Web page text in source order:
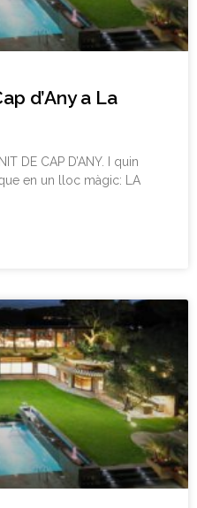
d’Any a La
DE CAP D’ANY. I quin
en un lloc màgic: LA